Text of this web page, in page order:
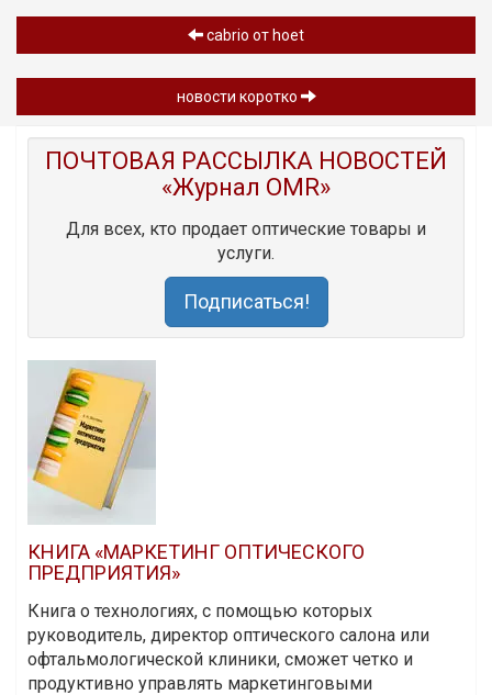
cabrio от hoet
новости коротко
ПОЧТОВАЯ РАССЫЛКА НОВОСТЕЙ
«Журнал OMR»
Для всех, кто продает оптические товары и
услуги.
Подписаться!
КНИГА «МАРКЕТИНГ ОПТИЧЕСКОГО
ПРЕДПРИЯТИЯ»
Книга о технологиях, с помощью которых
руководитель, директор оптического салона или
офтальмологической клиники, сможет четко и
продуктивно управлять маркетинговыми